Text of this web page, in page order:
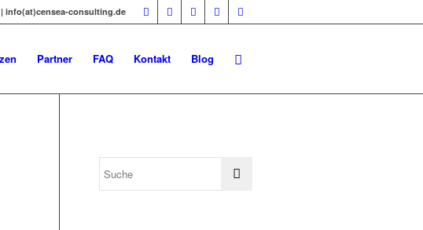
| info(at)censea-consulting.de
Partner FAQ Kontakt Blog